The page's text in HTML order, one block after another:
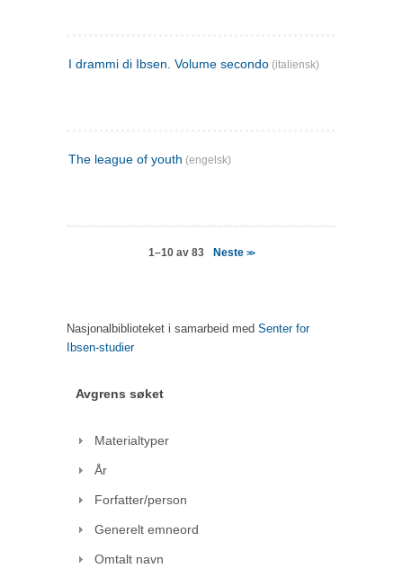
I drammi di Ibsen. Volume secondo (italiensk)
The league of youth (engelsk)
1–10 av 83 Neste>>
Nasjonalbiblioteket i samarbeid med Senter for
Ibsen-studier
Avgrens søket
Materialtyper
År
Forfatter/person
Generelt emneord
Omtalt navn